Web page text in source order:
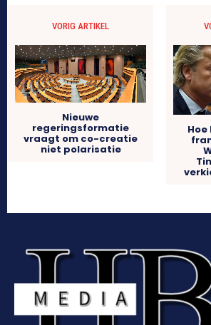
VORIG ARTIKEL
Nieuwe
regeringsformatie
vraagt om co-creatie
niet polarisatie
Hoe